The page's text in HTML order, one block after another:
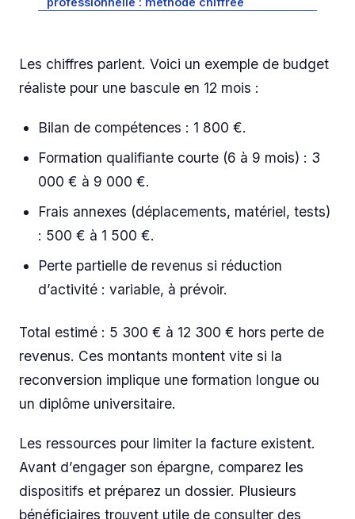
Les chiffres parlent. Voici un exemple de budget
réaliste pour une bascule en 12 mois :
Bilan de compétences : 1 800 €.
Formation qualifiante courte (6 à 9 mois) : 3
000 € à 9 000 €.
Frais annexes (déplacements, matériel, tests)
: 500 € à 1 500 €.
Perte partielle de revenus si réduction
d’activité : variable, à prévoir.
Total estimé : 5 300 € à 12 300 € hors perte de
revenus. Ces montants montent vite si la
reconversion implique une formation longue ou
un diplôme universitaire.
Les ressources pour limiter la facture existent.
Avant d’engager son épargne, comparez les
dispositifs et préparez un dossier. Plusieurs
bénéficiaires trouvent utile de consulter des